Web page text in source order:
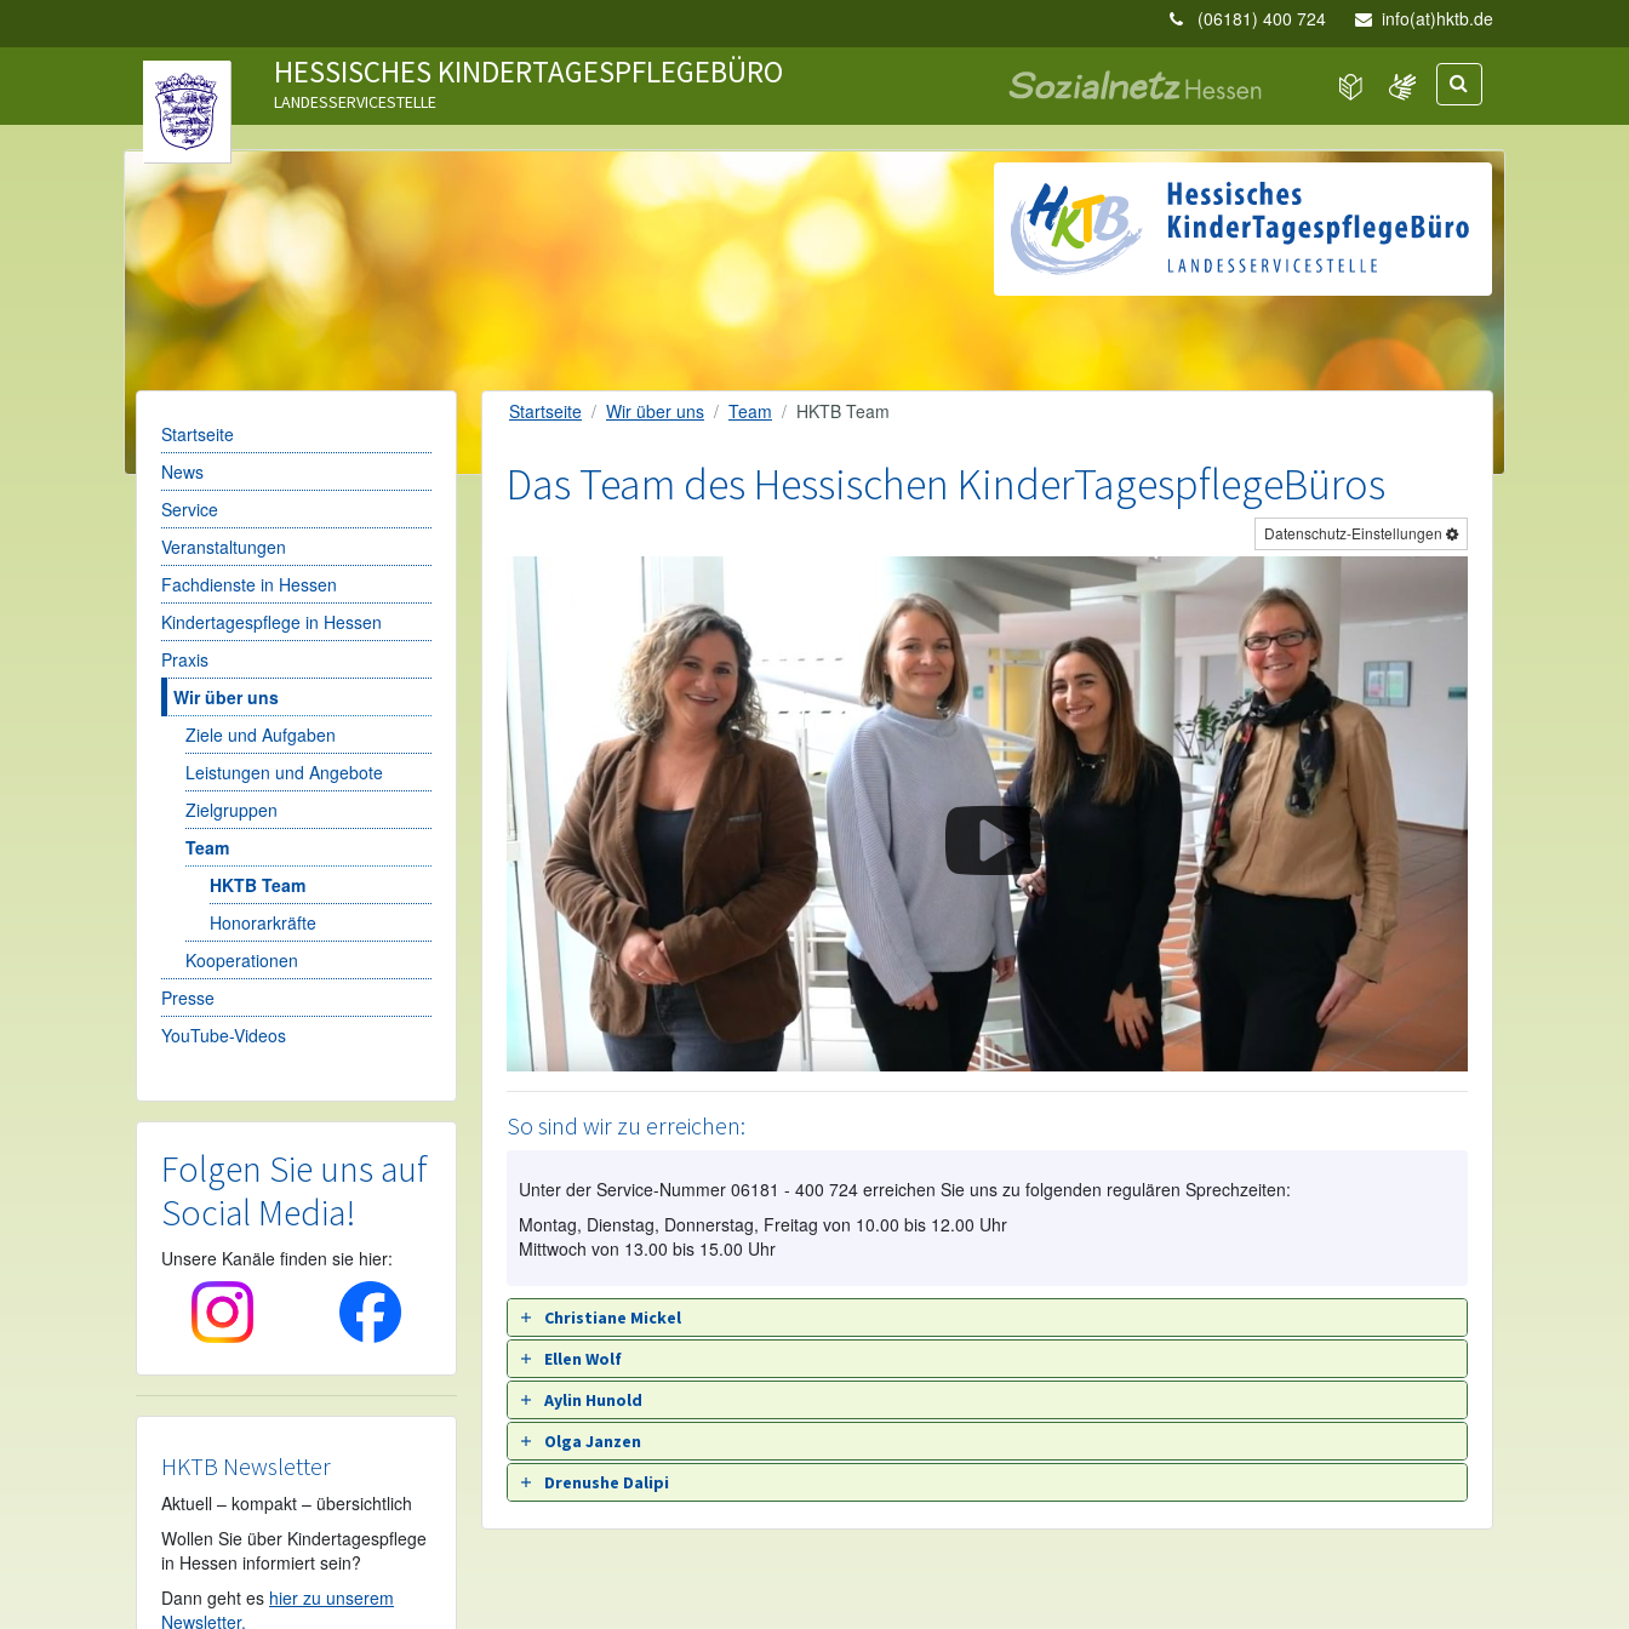
(06181) 400 724 info(at)hktb.de
HESSISCHES KINDERTAGESPFLEGEBÜRO
LANDESSERVICESTELLE
Startseite Wir über uns Team HKTB Team
Das Team des Hessischen KinderTagespflegeBüros
Datenschutz-Einstellungen
So sind wir zu erreichen:
Unter der Service-Nummer 06181 - 400 724 erreichen Sie uns zu folgenden regulären Sprechzeiten:
Montag, Dienstag, Donnerstag, Freitag von 10.00 bis 12.00 Uhr
Mittwoch von 13.00 bis 15.00 Uhr
Christiane Mickel
Ellen Wolf
Aylin Hunold
Olga Janzen
Drenushe Dalipi
Startseite
News
Service
Veranstaltungen
Fachdienste in Hessen
Kindertagespflege in Hessen
Praxis
Wir über uns
Ziele und Aufgaben
Leistungen und Angebote
Zielgruppen
Team
HKTB Team
Honorarkräfte
Kooperationen
Presse
YouTube-Videos
Folgen Sie uns auf
Social Media!
Unsere Kanäle finden sie hier:
HKTB Newsletter
Aktuell – kompakt – übersichtlich
Wollen Sie über Kindertagespflege
in Hessen informiert sein?
Dann geht es hier zu unserem
Newsletter.